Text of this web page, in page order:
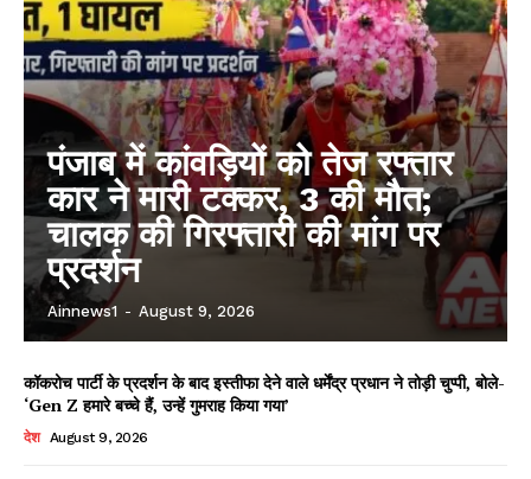
पंजाब में कांवड़ियों को तेज रफ्तार
कार ने मारी टक्कर, 3 की मौत;
चालक की गिरफ्तारी की मांग पर
प्रदर्शन
Ainnews1 - August 9, 2026
कॉकरोच पार्टी के प्रदर्शन के बाद इस्तीफा देने वाले धर्मेंद्र प्रधान ने तोड़ी चुप्पी, बोले-
‘Gen Z हमारे बच्चे हैं, उन्हें गुमराह किया गया’
देश August 9, 2026